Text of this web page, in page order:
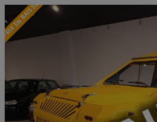
PRIX EN BAISSE